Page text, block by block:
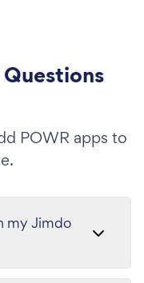
POWR apps to
my Jimdo